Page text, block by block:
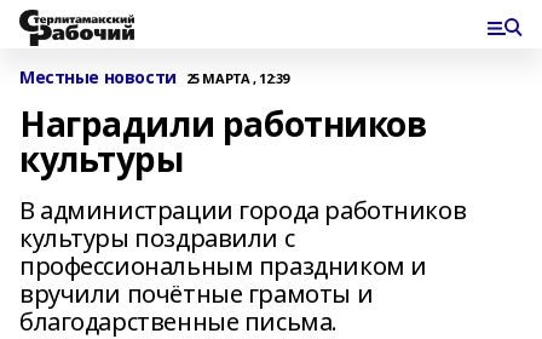
Местные новости 25 МАРТА , 12:39
Наградили работников
культуры
В администрации города работников
культуры поздравили с
профессиональным праздником и
вручили почётные грамоты и
благодарственные письма.